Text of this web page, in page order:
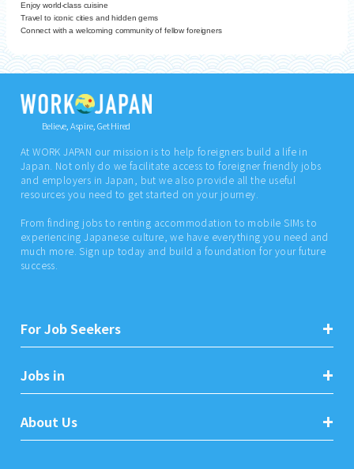
Enjoy world-class cuisine
Travel to iconic cities and hidden gems
Connect with a welcoming community of fellow foreigners
Believe, Aspire, Get Hired
At WORK JAPAN our mission is to help foreigners build a life in
Japan. Not only do we facilitate access to foreigner friendly jobs
and employers in Japan, but we also provide all the useful
resources you need to get started on your journey.
From finding jobs to renting accommodation to mobile SIMs to
experiencing Japanese culture, we have everything you need and
much more. Sign up today and build a foundation for your future
success.
For Job Seekers
Jobs in
About Us